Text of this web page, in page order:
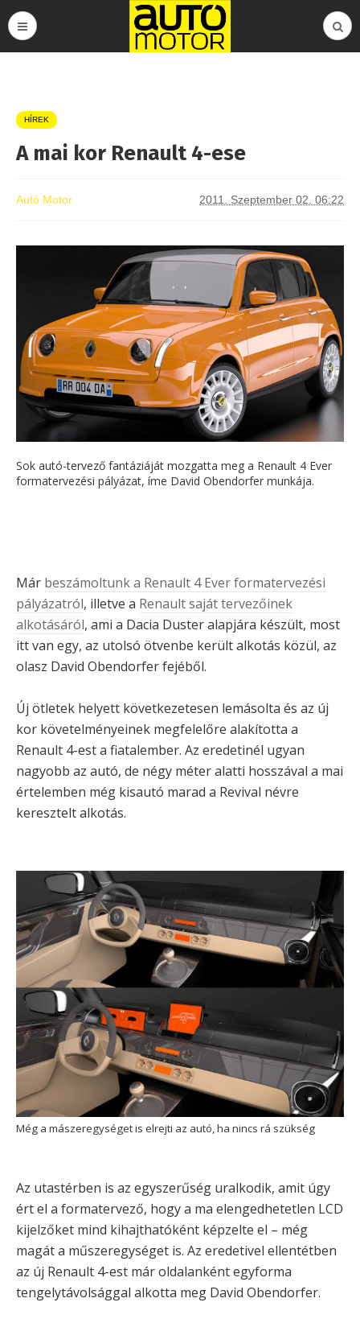
HÍREK
A mai kor Renault 4-ese
Autó Motor 2011. Szeptember 02. 06:22
Sok autó-tervező fantáziáját mozgatta meg a Renault 4 Ever
formatervezési pályázat, íme David Obendorfer munkája.
Már beszámoltunk a Renault 4 Ever formatervezési
pályázatról, illetve a Renault saját tervezőinek
alkotásáról, ami a Dacia Duster alapjára készült, most
itt van egy, az utolsó ötvenbe került alkotás közül, az
olasz David Obendorfer fejéből.
Új ötletek helyett következetesen lemásolta és az új
kor követelményeinek megfelelőre alakította a
Renault 4-est a fiatalember. Az eredetinél ugyan
nagyobb az autó, de négy méter alatti hosszával a mai
értelemben még kisautó marad a Revival névre
keresztelt alkotás.
Még a mászeregységet is elrejti az autó, ha nincs rá szükség
Az utastérben is az egyszerűség uralkodik, amit úgy
ért el a formatervező, hogy a ma elengedhetetlen LCD
kijelzőket mind kihajthatóként képzelte el – még
magát a műszeregységet is. Az eredetivel ellentétben
az új Renault 4-est már oldalanként egyforma
tengelytávolsággal alkotta meg David Obendorfer.